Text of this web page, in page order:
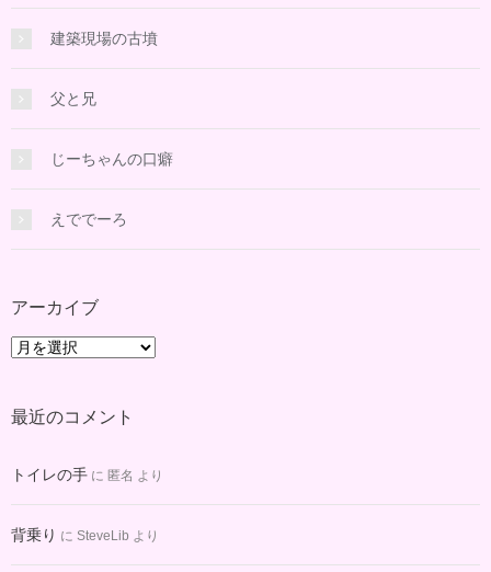
建築現場の古墳
父と兄
じーちゃんの口癖
えででーろ
アーカイブ
ア
イ
最近のコメント
トイレの手 に 匿名 より
背乗り に SteveLib より